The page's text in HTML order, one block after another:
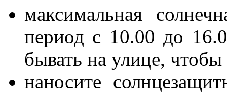
максимальная
период с 10.00 до
бывать на улице, чтобы
наносите